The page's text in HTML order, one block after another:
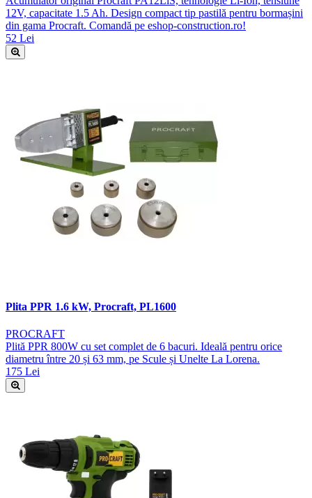
12V, capacitate 1.5 Ah. Design compact tip pastilă pentru bormașini
din gama Procraft. Comandă pe eshop-construction.ro!
52 Lei
Plita PPR 1.6 kW, Procraft, PL1600
PROCRAFT
Plită PPR 800W cu set complet de 6 bacuri. Ideală pentru orice
diametru între 20 și 63 mm, pe Scule și Unelte La Lorena.
175 Lei